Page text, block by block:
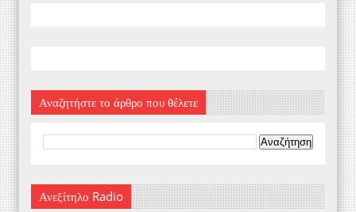
Αναζητήστε το άρθρο που θέλετε
Ανεξίτηλο Radio